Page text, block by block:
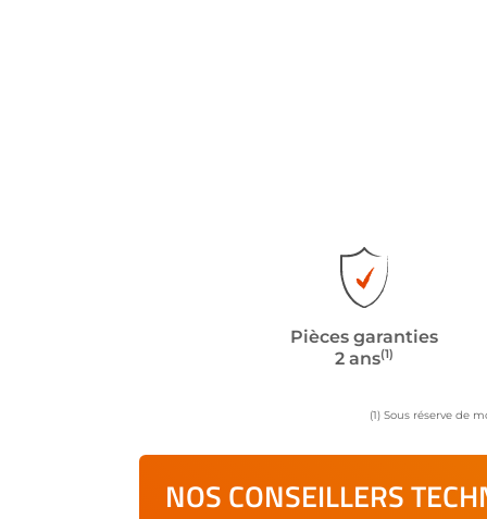
Pièces garanties
2 ans(1)
(1) Sous réserve de
NOS CONSEILLERS